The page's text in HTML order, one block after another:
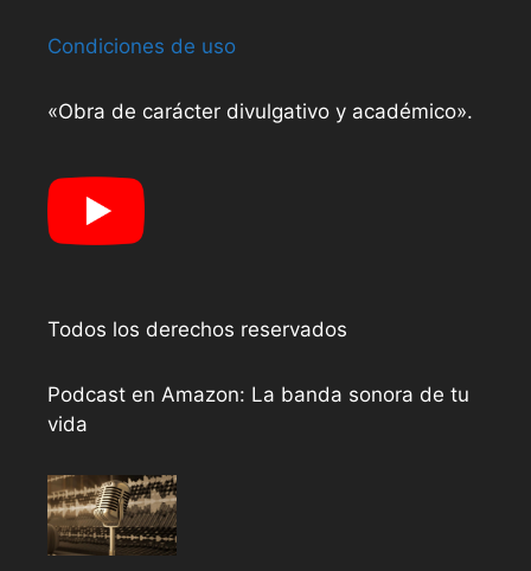
Condiciones de uso
«Obra de carácter divulgativo y académico».
Todos los derechos reservados
Podcast en Amazon: La banda sonora de tu
vida